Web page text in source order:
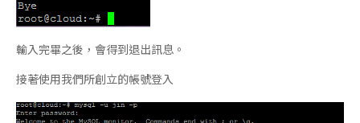
輸入完畢之後，會得到退出訊息。
接著使用我們所創立的帳號登入